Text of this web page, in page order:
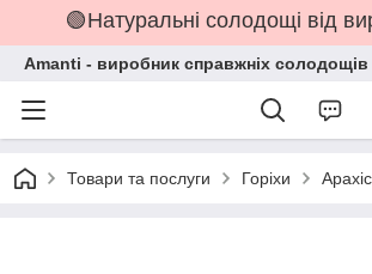
🟢Натуральні солодощі від
Amanti - виробник справжніх солодощів
Товари та послуги Горіхи